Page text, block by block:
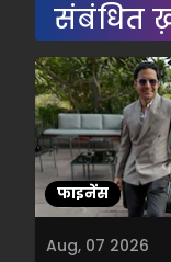
संबंधित
Aug, 07 2026
फाइनेंस